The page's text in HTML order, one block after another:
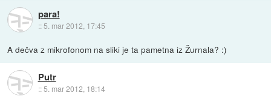
para!
:: 5. mar 2012, 17:45
A dečva z mikrofonom na sliki je ta pametna iz Žurnala? :)
Putr
::5. mar 2012, 18:14